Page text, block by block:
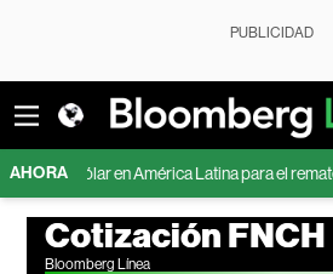
PUBLICIDAD
AHORA
dólar en América Latina para el remate de
Cotización FNCH
Bloomberg Línea